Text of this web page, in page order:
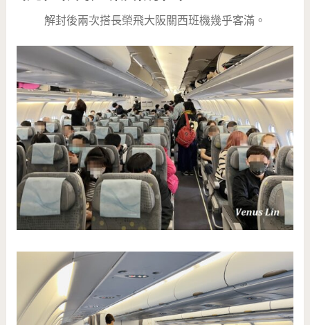
解封後兩次搭長榮飛大阪關西班機幾乎客滿。